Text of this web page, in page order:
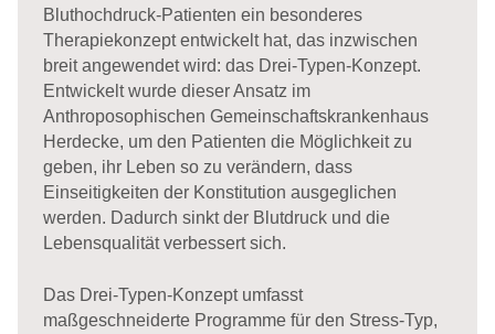
Bluthochdruck-Patienten ein besonderes
Therapiekonzept entwickelt hat, das inzwischen
breit angewendet wird: das Drei-Typen-Konzept.
Entwickelt wurde dieser Ansatz im
Anthroposophischen Gemeinschaftskrankenhaus
Herdecke, um den Patienten die Möglichkeit zu
geben, ihr Leben so zu verändern, dass
Einseitigkeiten der Konstitution ausgeglichen
werden. Dadurch sinkt der Blutdruck und die
Lebensqualität verbessert sich.
Das Drei-Typen-Konzept umfasst
maßgeschneiderte Programme für den Stress-Typ,